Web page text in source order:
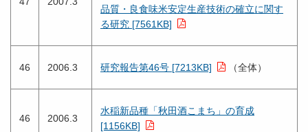
品質・良食味米安定生産技術の確立に関す
る研究 [7561KB]
46 2006.3 研究報告第46号 [7213KB] （全体）
46 2006.3
水稲新品種「秋田酒こまち」の育成
[1156KB]